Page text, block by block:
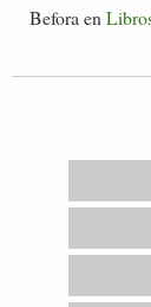
Befora en